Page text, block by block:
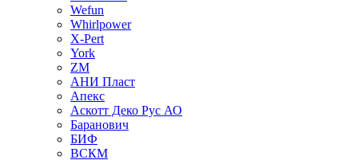
Wefun
Whirlpower
X-Pert
York
ZM
АНИ Пласт
Апекс
Аскотт Деко Рус АО
Баранович
БИФ
ВСКМ